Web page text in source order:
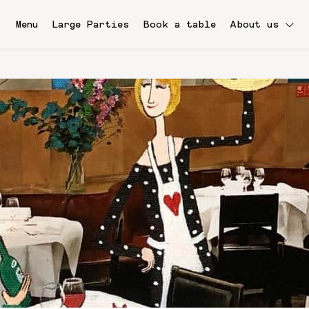
Menu Large Parties Book a table About us